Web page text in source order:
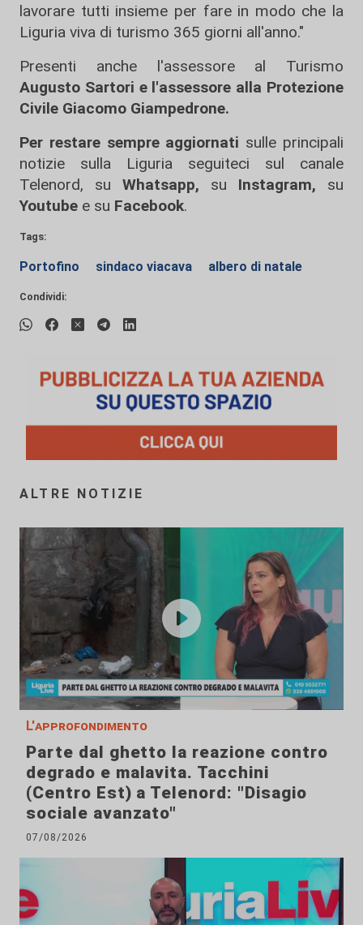
lavorare tutti insieme per fare in modo che la
Liguria viva di turismo 365 giorni all'anno."
Presenti anche l'assessore al Turismo
Augusto Sartori e l'assessore alla Protezione
Civile Giacomo Giampedrone.
Per restare sempre aggiornati sulle principali
notizie sulla Liguria seguiteci sul canale
Telenord, su
Whatsapp, su Instagram, su
Youtube e su Facebook.
Tags:
Portofino sindaco viacava albero di natale
Condividi:
ALTRE NOTIZIE
L'approfondimento
Parte dal ghetto la reazione contro
degrado e malavita. Tacchini
(Centro Est) a Telenord: "Disagio
sociale avanzato"
07/08/2026